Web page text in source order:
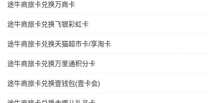
途牛商旅卡兑换万商卡
途牛商旅卡兑换飞银彩虹卡
途牛商旅卡兑换天猫超市卡/享淘卡
途牛商旅卡兑换万里通积分卡
途牛商旅卡兑换壹钱包(壹卡会)